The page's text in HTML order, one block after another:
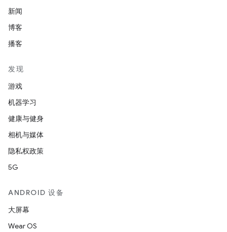
新闻
博客
播客
发现
游戏
机器学习
健康与健身
相机与媒体
隐私权政策
5G
ANDROID 设备
大屏幕
Wear OS